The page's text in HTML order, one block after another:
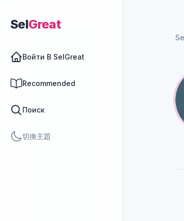
SelGreat
Войти В SelGreat
Recommended
Поиск
切換主題